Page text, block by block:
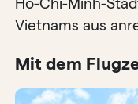
Ho-Chi-Minh-
Vietnams aus
Mit dem